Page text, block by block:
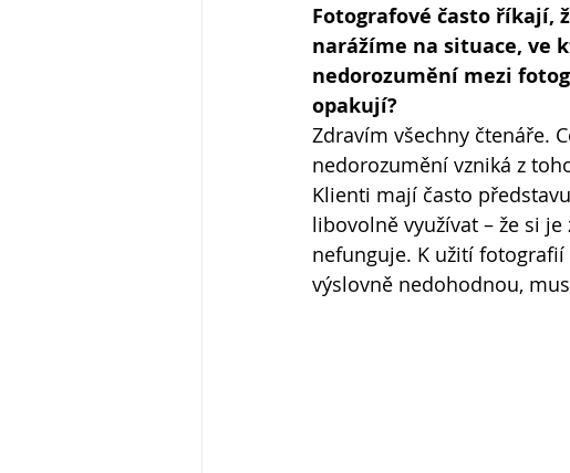
Fotografové často říkají,
narážíme na situace, ve
nedorozumění mezi
opakují?
Zdravím všechny čtenáře.
nedorozumění vzniká z
Klienti mají často
libovolně využívat – že si
nefunguje. K užití
výslovně nedohodnou,